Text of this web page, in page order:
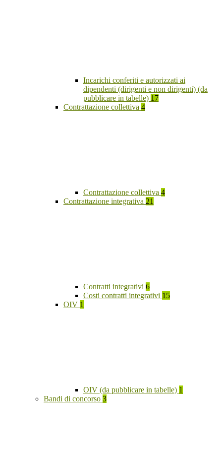
Incarichi conferiti e autorizzati ai
dipendenti (dirigenti e non dirigenti) (da
pubblicare in tabelle) 17
Contrattazione collettiva 4
Contrattazione collettiva 4
Contrattazione integrativa 21
Contratti integrativi 6
Costi contratti integrativi 15
OIV 1
OIV (da pubblicare in tabelle) 1
Bandi di concorso 3